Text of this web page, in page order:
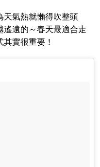
天氣熱就懶得吹整頭
遙遠的～春天最適合走
實很重要！